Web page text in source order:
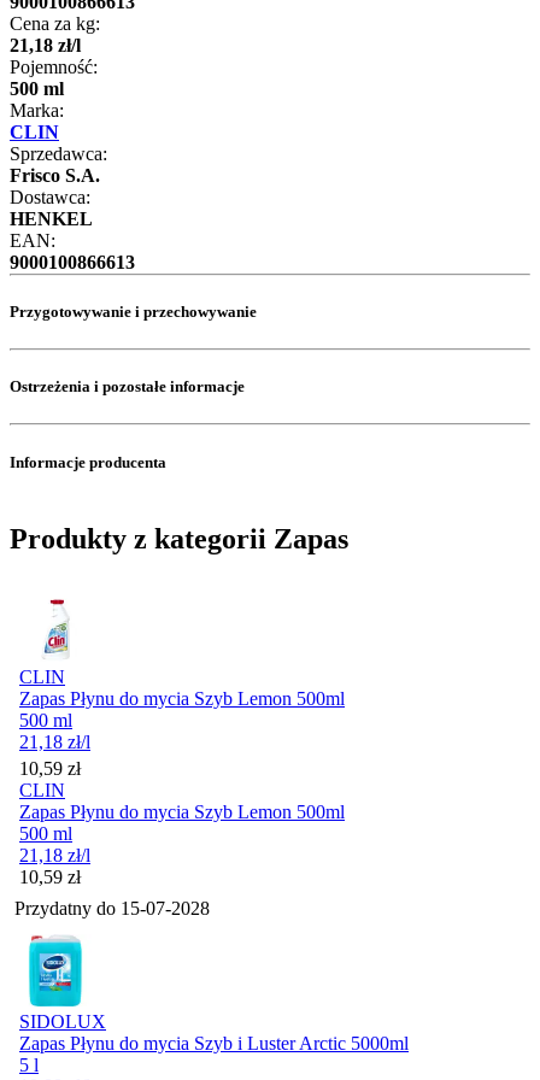
Cena za kg:
21,18 zł/l
Pojemność:
500 ml
Marka:
CLIN
Sprzedawca:
Frisco S.A.
Dostawca:
HENKEL
EAN:
9000100866613
Przygotowywanie i przechowywanie
Ostrzeżenia i pozostałe informacje
Informacje producenta
Produkty z kategorii Zapas
CLIN
Zapas Płynu do mycia Szyb Lemon 500ml
500 ml
21,18 zł/l
Cena
10,59 zł
CLIN
Zapas Płynu do mycia Szyb Lemon 500ml
500 ml
21,18 zł/l
Cena
10,59 zł
Przydatny do 15-07-2028
SIDOLUX
Zapas Płynu do mycia Szyb i Luster Arctic 5000ml
5 l